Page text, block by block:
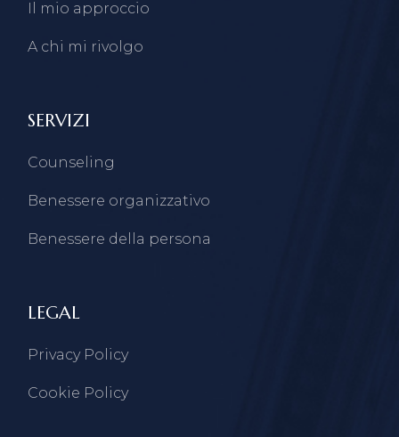
Il mio approccio
A chi mi rivolgo
SERVIZI
Counseling
Benessere organizzativo
Benessere della persona
LEGAL
Privacy Policy
Cookie Policy